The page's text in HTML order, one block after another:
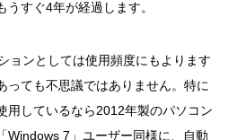
すぐ4年が経過します。
ョンとしては使用頻度にもよります
っても不思議ではありません。特に
用しているなら2012年製のパソコン
Windows 7」ユーザー同様に、自動